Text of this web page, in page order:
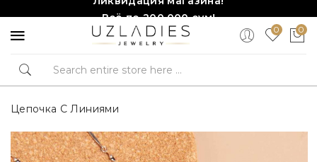
Всё по 200,000 сум!
Торопитесь, количество ограничено!❤️!0 0
Цепочка С Линиями